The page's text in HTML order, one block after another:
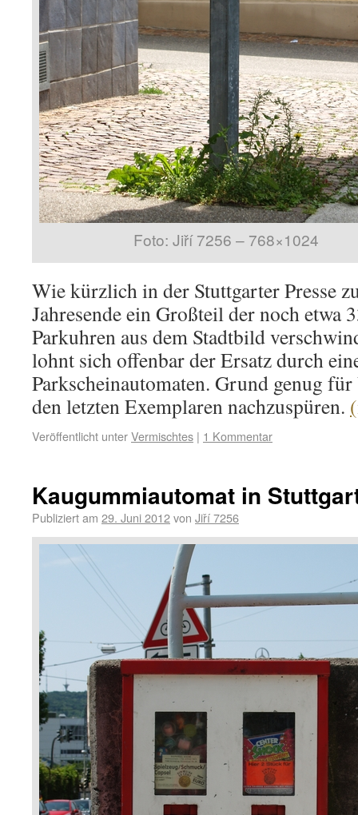
Foto: Jiří 7256 – 768×1024
Wie kürzlich in der Stuttgarter Presse
Jahresende ein Großteil der noch etwa
Parkuhren aus dem Stadtbild
lohnt sich offenbar der Ersatz durch
Parkscheinautomaten. Grund genug
den letzten Exemplaren nachzuspüren.
Veröffentlicht unterVermischtes | 1 Kommentar
Kaugummiautomat in
Publiziert am 29. Juni 2012von Jiří 7256